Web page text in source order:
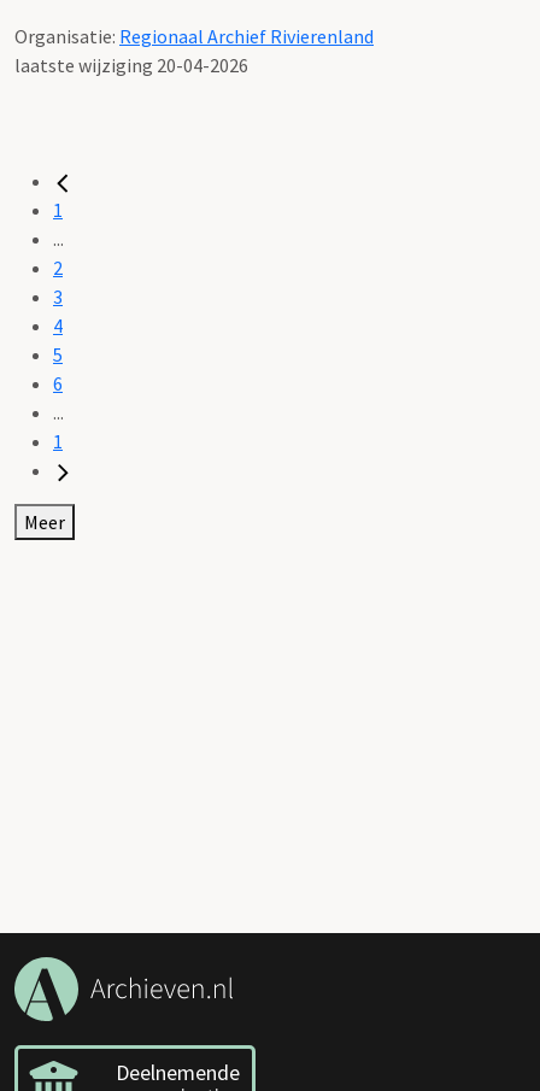
Organisatie: Regionaal Archief Rivierenland
laatste wijziging 20-04-2026
1
...
2
3
4
5
6
...
1
Meer
Deelnemende